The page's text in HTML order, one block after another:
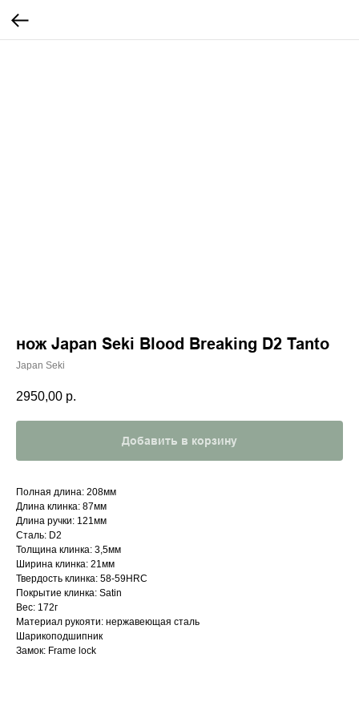
нож Japan Seki Blood Breaking D2 Tanto
Japan Seki
2950,00 р.
Добавить в корзину
Полная длина: 208мм
Длина клинка: 87мм
Длина ручки: 121мм
Сталь: D2
Толщина клинка: 3,5мм
Ширина клинка: 21мм
Твердость клинка: 58-59HRC
Покрытие клинка: Satin
Вес: 172г
Материал рукояти: нержавеющая сталь
Шарикоподшипник
Замок: Frame lock